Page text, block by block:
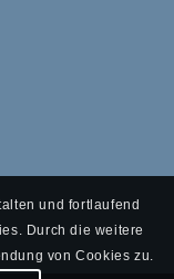
und fortlaufend
Durch die weitere
von Cookies zu.